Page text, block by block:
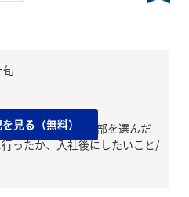
なぜ今の大学、学部を選んだ
ったか、入社後にしたいこと/
見る（無料）